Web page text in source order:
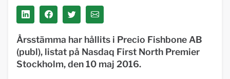
Årsstämma har hållits i Precio Fishbone AB
(publ), listat på Nasdaq First North Premier
Stockholm, den 10 maj 2016.